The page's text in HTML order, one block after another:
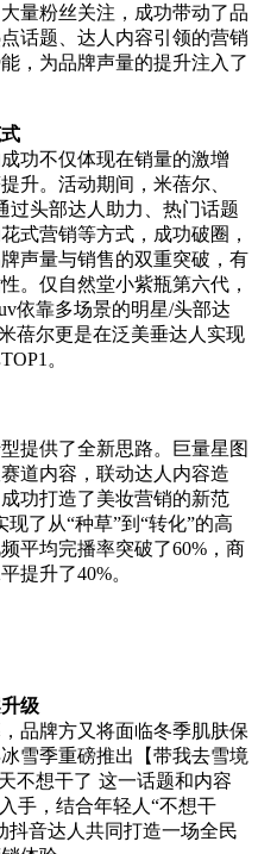
量粉丝关注，成功带动了品
话题、达人内容引领的营销
，为品牌声量的提升注入了
功不仅体现在销量的激增
升。活动期间，米蓓尔、
过头部达人助力、热门话题
式营销等方式，成功破圈，
声量与销售的双重突破，有
。仅自然堂小紫瓶第六代，
依靠多场景的明星/头部达
蓓尔更是在泛美垂达人实现
。
提供了全新思路。巨量星图
道内容，联动达人内容造
功打造了美妆营销的新范
了从“种草”到“转化”的高
平均完播率突破了60%，商
提升了40%。
级
品牌方又将面临冬季肌肤保
雪季重磅推出【带我去雪境
不想干了 这一话题和内容
手，结合年轻人“不想干
抖音达人共同打造一场全民